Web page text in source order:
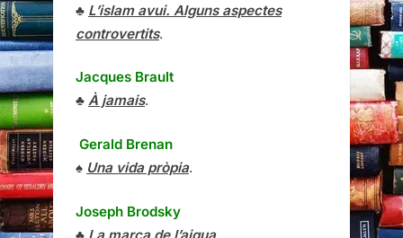
♣ L’islam avui. Alguns aspectes
controvertits.
Jacques Brault
♣ À jamais.
Gerald Brenan
♠ Una vida pròpia.
Joseph Brodsky